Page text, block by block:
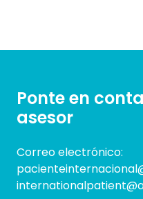
Ponte en
asesor
Correo electrónico: